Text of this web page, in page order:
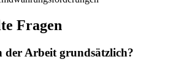
Fragen
der Arbeit grundsätzlich?